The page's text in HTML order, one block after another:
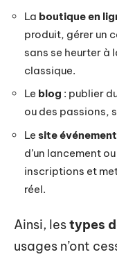
La boutique en
produit, gérer un
sans se heurter à
classique.
Le blog : publier
ou des passions,
Le site
d’un lancement
inscriptions et
réel.
Ainsi, lestypes
usages n’ont